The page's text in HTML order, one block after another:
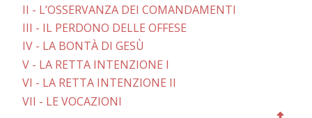
II - L’OSSERVANZA DEI COMANDAMENTI
III - IL PERDONO DELLE OFFESE
IV - LA BONTÀ DI GESÙ
V - LA RETTA INTENZIONE I
VI - LA RETTA INTENZIONE II
VII - LE VOCAZIONI